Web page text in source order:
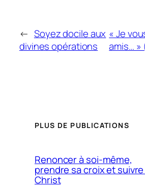
← Soyez docile aux
divines opérations
« Je
amis… »
PLUS DE PUBLICATIONS
Renoncer à soi-même,
prendre sa croix et suivre
Christ